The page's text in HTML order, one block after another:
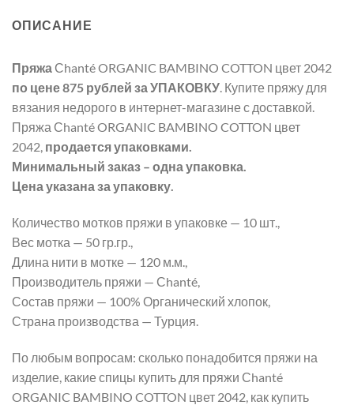
ОПИСАНИЕ
Пряжа Сhanté ORGANIC BAMBINO COTTON цвет 2042
по цене 875 рублей за УПАКОВКУ. Купите пряжу для
вязания недорого в интернет-магазине с доставкой.
Пряжа Сhanté ORGANIC BAMBINO COTTON цвет
2042, продается упаковками.
Минимальный заказ – одна упаковка.
Цена указана за упаковку.
Количество мотков пряжи в упаковке — 10 шт.,
Вес мотка — 50 гр.гр.,
Длина нити в мотке — 120 м.м.,
Производитель пряжи — Сhanté,
Состав пряжи — 100% Органический хлопок,
Страна производства — Турция.
По любым вопросам: сколько понадобится пряжи на
изделие, какие спицы купить для пряжи Сhanté
ORGANIC BAMBINO COTTON цвет 2042, как купить